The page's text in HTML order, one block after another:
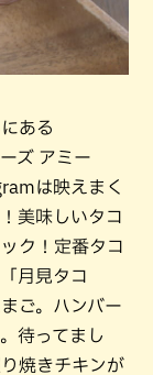
ある
ズ アミー
は映えまく
美味しいタコ
ク！定番タコ
月見タコ
ご。ハンバー
待ってまし
焼きチキンが